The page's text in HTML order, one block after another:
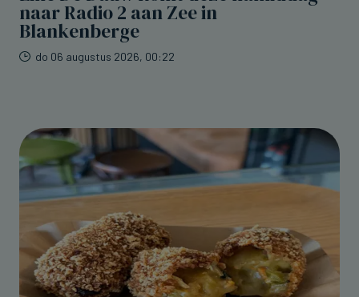
naar Radio 2 aan Zee in
Blankenberge
do 06 augustus 2026, 00:22